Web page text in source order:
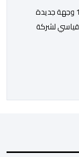
ب 5,3 ملايين مقعد، و156 خطا جويا، و17 وجهة جديدة
القياسي لشركة
للسياحة
النقل الجوي، […]